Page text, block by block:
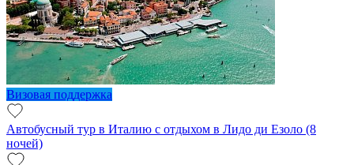
Визовая поддержка
Автобусный тур в Италию с отдыхом в Лидо ди Езоло (8
ночей)